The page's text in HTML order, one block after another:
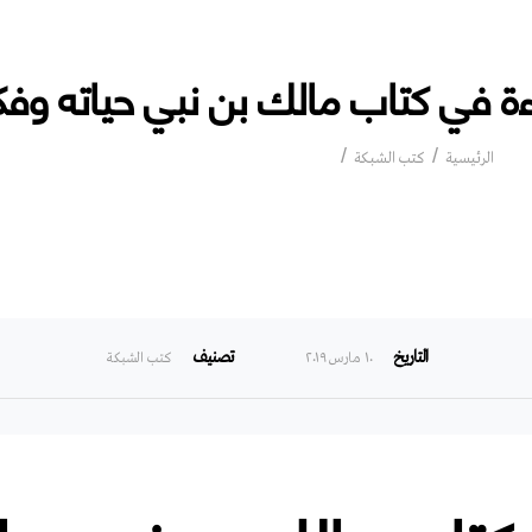
في كتاب مالك بن نبي حياته
الرئيسية كتب الشبكة
التاريخ ۱۰ مارس ۲۰۱۹ تصنيف كتب الشبكة